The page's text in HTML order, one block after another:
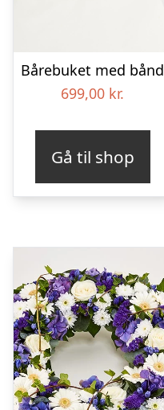
Bårebuket med bånd
699,00 kr.
Gå til shop